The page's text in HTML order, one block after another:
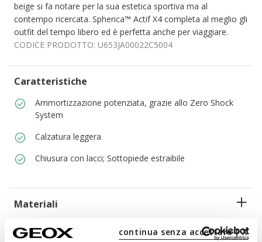
continua senza accettare | X
beige si fa notare per la sua estetica sportiva ma al
contempo ricercata. Spherica™ Actif X4 completa al meglio gli
outfit del tempo libero ed è perfetta anche per viaggiare.
CODICE PRODOTTO: U653JA00022C5004
Caratteristiche
Ammortizzazione potenziata, grazie allo Zero Shock
System
Calzatura leggera
Chiusura con lacci; Sottopiede estraibile
Materiali
Tecnologie